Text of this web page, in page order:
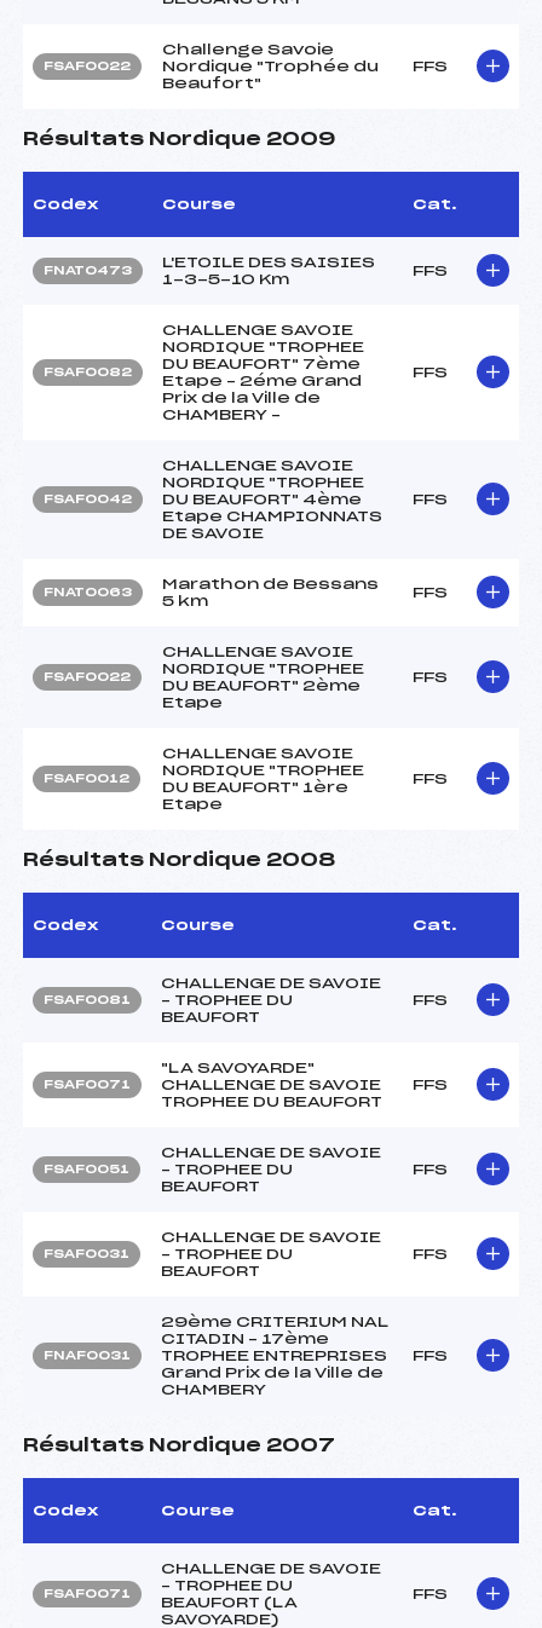
FSAF0022
Challenge Savoie
Nordique "Trophée du
Beaufort"
FFS
Résultats Nordique 2009
Codex Course Cat.
FNAT0473
L'ETOILE DES SAISIES
1-3-5-10 Km
FFS
FSAF0082
CHALLENGE SAVOIE
NORDIQUE "TROPHEE
DU BEAUFORT" 7ème
Etape – 2éme Grand
Prix de la Ville de
CHAMBERY –
FFS
FSAF0042
CHALLENGE SAVOIE
NORDIQUE "TROPHEE
DU BEAUFORT" 4ème
Etape CHAMPIONNATS
DE SAVOIE
FFS
FNAT0063
Marathon de Bessans
5 km
FFS
FSAF0022
CHALLENGE SAVOIE
NORDIQUE "TROPHEE
DU BEAUFORT" 2ème
Etape
FFS
FSAF0012
CHALLENGE SAVOIE
NORDIQUE "TROPHEE
DU BEAUFORT" 1ère
Etape
FFS
Résultats Nordique 2008
Codex Course Cat.
FSAF0081
CHALLENGE DE SAVOIE
– TROPHEE DU
BEAUFORT
FFS
FSAF0071
"LA SAVOYARDE"
CHALLENGE DE SAVOIE
TROPHEE DU BEAUFORT
FFS
FSAF0051
CHALLENGE DE SAVOIE
– TROPHEE DU
BEAUFORT
FFS
FSAF0031
CHALLENGE DE SAVOIE
– TROPHEE DU
BEAUFORT
FFS
FNAF0031
29ème CRITERIUM NAL
CITADIN – 17ème
TROPHEE ENTREPRISES
Grand Prix de la Ville de
CHAMBERY
FFS
Résultats Nordique 2007
Codex Course Cat.
FSAF0071
CHALLENGE DE SAVOIE
– TROPHEE DU
BEAUFORT (LA
SAVOYARDE)
FFS